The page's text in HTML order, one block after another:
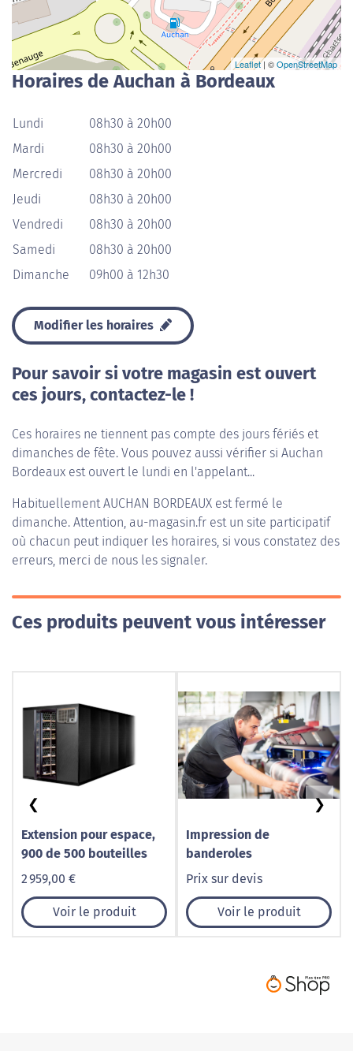
Leaflet| ©OpenStreetMap
Horaires de Auchan à Bordeaux
Lundi
08h30 à 20h00
Mardi
08h30 à 20h00
Mercredi
08h30 à 20h00
Jeudi
08h30 à 20h00
Vendredi
08h30 à 20h00
Samedi
08h30 à 20h00
Dimanche
09h00 à 12h30
Modifier les horaires
Pour savoir si votre magasin est ouvert
ces jours, contactez-le !
Ces horaires ne tiennent pas compte des jours fériés et
dimanches de fête. Vous pouvez aussi vérifier si Auchan
Bordeaux est ouvert le lundi en l'appelant...
HabituellementAUCHAN BORDEAUX est fermé le
dimanche. Attention, au-magasin.fr est un site participatif
où chacun peut indiquer les horaires, si vous constatez des
erreurs, merci de nous les signaler.
Ces produits peuvent vous intéresser
Extension pour espace,
900 de 500 bouteilles
2 959,00 €
Voir le produit
Impression de
banderoles
Prix sur devis
Voir le produit
❮ ❯